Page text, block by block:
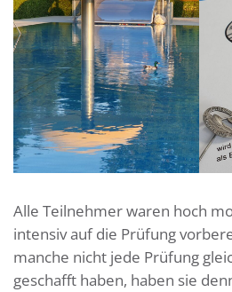
Alle Teilnehmer waren hoch
intensiv auf die Prüfung
manche nicht jede Prüfung
geschafft haben, haben sie